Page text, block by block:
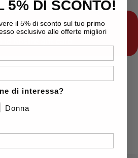
sugli acquisti?
5% DI SCONTO!
il 5% di sconto sul tuo primo
esclusivo alle offerte migliori
di interessa?
Donna